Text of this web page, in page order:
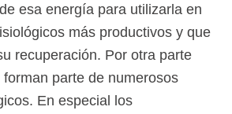
esa energía para utilizarla en
más productivos y que
recuperación. Por otra parte
parte de numerosos
En especial los